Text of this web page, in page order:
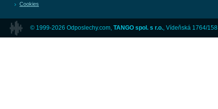
Cookies
© 1999-2026 Odposlechy.com, TANGO spol. s r.o. , Vídeňská 1764/